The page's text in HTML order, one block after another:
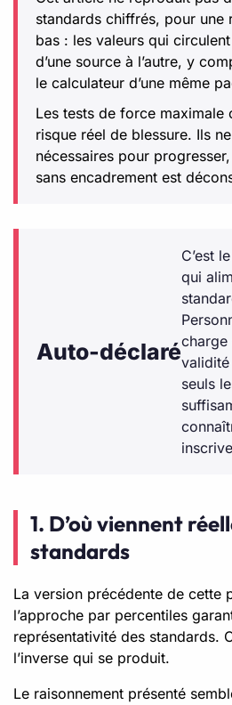
standards chiffrés, pour une
bas : les valeurs qui
d’une source à l’autre, y
le calculateur d’une même
Les tests de force maximale
risque réel de blessure. Ils
nécessaires pour
sans encadrement est
Auto-déclaré
C’est
qui
charge
validité
seuls
1. D’où viennent
standards
La version précédente de cette
l’approche par percentiles
représentativité des standards.
l’inverse qui se produit.
Le raisonnement présenté